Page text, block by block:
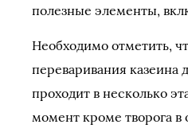
полезные элементы,
Необходимо отметить,
переваривания казеина
проходит в несколько
момент кроме творога в